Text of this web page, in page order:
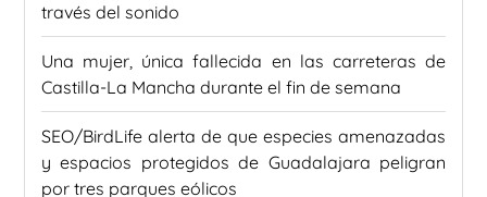
través del sonido
Una mujer, única fallecida en las carreteras de
Castilla-La Mancha durante el fin de semana
SEO/BirdLife alerta de que especies amenazadas
y espacios protegidos de Guadalajara peligran
por tres parques eólicos